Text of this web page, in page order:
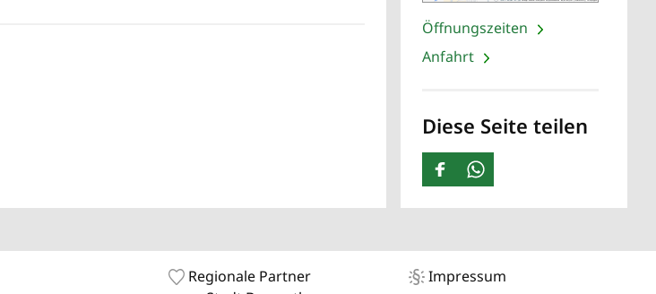
Öffnungszeiten
Anfahrt
Diese Seite teilen
Regionale Partner
Impressum